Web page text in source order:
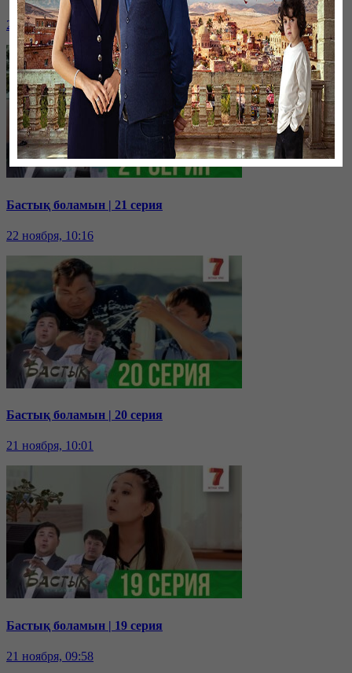
22 ноября, 10:18
Бастық боламын | 21 серия
22 ноября, 10:16
Бастық боламын | 20 серия
21 ноября, 10:01
Бастық боламын | 19 серия
21 ноября, 09:58